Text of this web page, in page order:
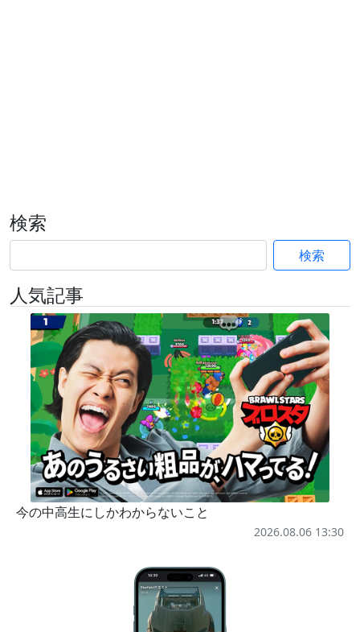
検索
検索
人気記事
今の中高生にしかわからないこと
2026.08.06 13:30